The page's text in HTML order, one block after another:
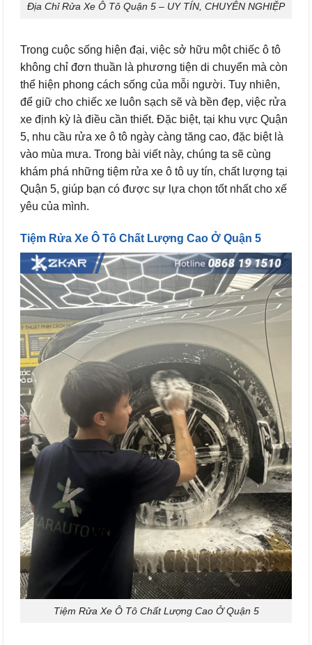
Địa Chỉ Rửa Xe Ô Tô Quận 5 – UY TÍN, CHUYÊN NGHIỆP
Trong cuộc sống hiện đại, việc sở hữu một chiếc ô tô
không chỉ đơn thuần là phương tiện di chuyển mà còn
thể hiện phong cách sống của mỗi người. Tuy nhiên,
để giữ cho chiếc xe luôn sạch sẽ và bền đẹp, việc rửa
xe định kỳ là điều cần thiết. Đặc biệt, tại khu vực Quận
5, nhu cầu rửa xe ô tô ngày càng tăng cao, đặc biệt là
vào mùa mưa. Trong bài viết này, chúng ta sẽ cùng
khám phá những tiệm rửa xe ô tô uy tín, chất lượng tại
Quận 5, giúp bạn có được sự lựa chọn tốt nhất cho xế
yêu của mình.
Tiệm Rửa Xe Ô Tô Chất Lượng Cao Ở Quận 5
Tiệm Rửa Xe Ô Tô Chất Lượng Cao Ở Quận 5